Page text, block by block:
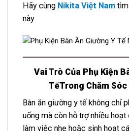
Hãy cùng Nikita Việt Nam
này
Vai Trò Của Phụ Kiện
TếTrong Chăm Sóc
Bàn ăn giường y tế không chỉ
uống mà còn hỗ trợ nhiều
làm việc nhẹ hoặc sinh hoạt